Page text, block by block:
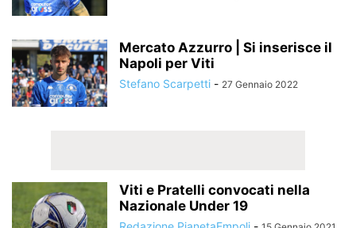
Mercato Azzurro | Si inserisce il
Napoli per Viti
Stefano Scarpetti - 27 Gennaio 2022
Viti e Pratelli convocati nella
Nazionale Under 19